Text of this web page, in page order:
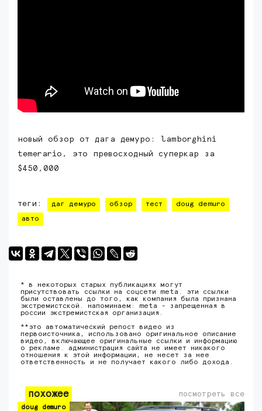
новый обзор от дага демуро: lamborghini
temerario, это превосходный суперкар за
$450,000
теги: даг демуро обзор тест doug demuro
авто
* в некоторых старых публикациях могут
присутствовать ссылки на соцсети meta. эти ссылки
были оставлены до того, как компания была признана
экстремистской. напоминаем: meta - запрещенная в
россии экстремистская организация.
**это автоматический репост видео из
первоисточника, использовано оригинальное описание
видео, включающее оригинальные ссылки и информацию
о рекламе. администрация сайта не имеет никакого
отношения к этой информации, не несет за нее
ответственность и не получает какого либо дохода.
похожее посмотреть все
doug demuro